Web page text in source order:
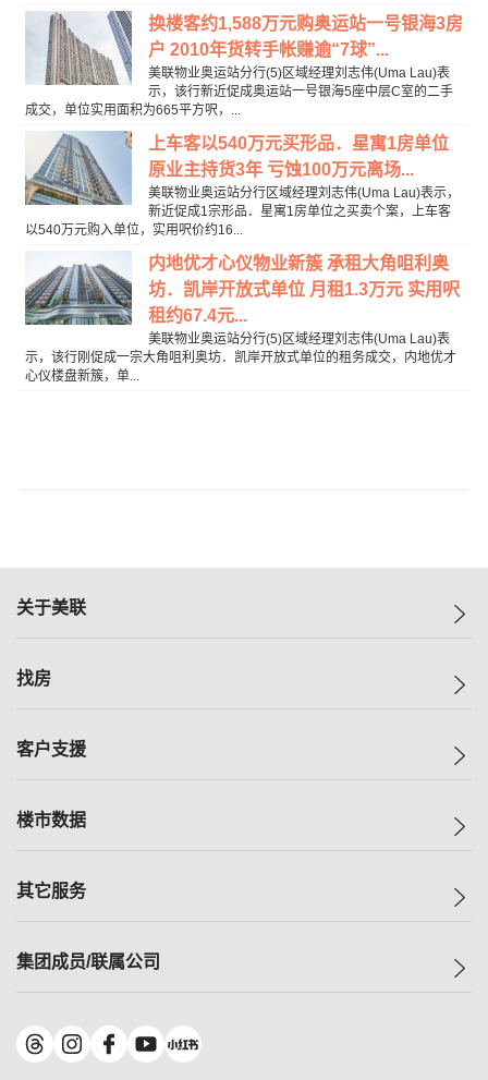
换楼客约1,588万元购奥运站一号银海3房
户 2010年货转手帐赚逾“7球”...
美联物业奥运站分行(5)区域经理刘志伟(Uma Lau)表
示，该行新近促成奥运站一号银海5座中层C室的二手
成交，单位实用面积为665平方呎，...
上车客以540万元买形品．星寓1房单位
原业主持货3年 亏蚀100万元离场...
美联物业奥运站分行区域经理刘志伟(Uma Lau)表示，
新近促成1宗形品．星寓1房单位之买卖个案，上车客
以540万元购入单位，实用呎价约16...
内地优才心仪物业新簇 承租大角咀利奥
坊．凯岸开放式单位 月租1.3万元 实用呎
租约67.4元...
美联物业奥运站分行(5)区域经理刘志伟(Uma Lau)表
示，该行刚促成一宗大角咀利奥坊．凯岸开放式单位的租务成交，内地优才
心仪楼盘新簇，单...
关于美联
美联集团
人才招募
找房
一手新房
减价
美联豪宅
独家楼盘
租房
客户支援
自助放盘
查询热线
按揭计算机
负担能力计算机
转按计算机
缴款方式
楼市数据
指数
历史成交
小区成交排行榜
地区百科
其它服务
小区专页
美联精英会
集团成员/联属公司
美联物业
鋑联控股*